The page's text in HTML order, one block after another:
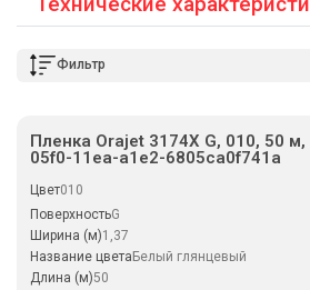
Фильтр
Пленка Orajet 3174X G, 010, 50
05f0-11ea-a1e2-6805ca0f741a
Цвет010
ПоверхностьG
Ширина (м)1,37
Название цветаБелый глянцевый
Длина (м)50